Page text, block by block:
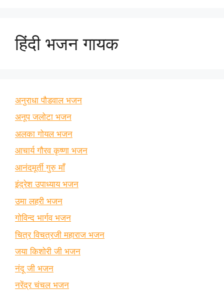
हिंदी भजन गायक
अनुराधा पौडवाल भजन
अनूप जलोटा भजन
अलका गोयल भजन
आचार्य गौरव कृष्णा भजन
आनंदमूर्ती गुरु माँ
इंद्रेश उपाध्याय भजन
उमा लहरी भजन
गोविन्द भार्गव भजन
चित्र विचत्रजी महाराज भजन
जया किशोरी जी भजन
नंदू जी भजन
नरेंद्र चंचल भजन